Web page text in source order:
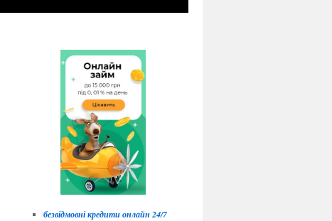
безвідмовні кредити онлайн 24/7